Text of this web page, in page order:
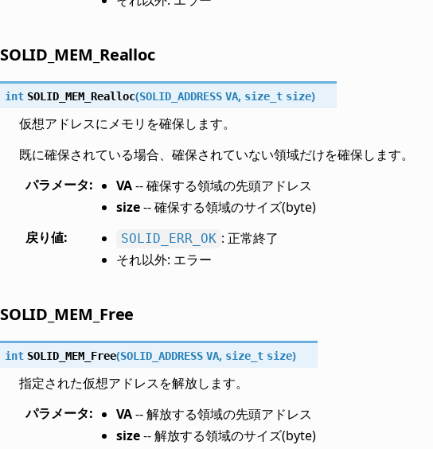
SOLID_MEM_Realloc
int SOLID_MEM_Realloc(SOLID_ADDRESS VA, size_t size)
仮想アドレスにメモリを確保します。
既に確保されている場合、確保されていない領域だけを確保します。
パラメータ: VA-- 確保する領域の先頭アドレス
size-- 確保する領域のサイズ(byte)
戻り値: SOLID_ERR_OK : 正常終了
それ以外: エラー
SOLID_MEM_Free
int SOLID_MEM_Free(SOLID_ADDRESS VA, size_t size)
指定された仮想アドレスを解放します。
パラメータ: VA-- 解放する領域の先頭アドレス
size-- 解放する領域のサイズ(byte)